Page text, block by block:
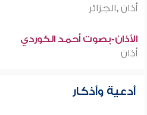
أذان ,الجزائر
الأذان-بصوت أحمد الكوردي
أذان
أدعية وأذكار